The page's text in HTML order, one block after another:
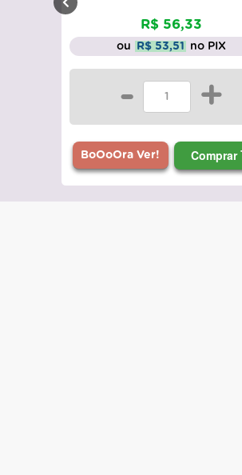
R$ 56,33
ou R$ 53,51 no PIX
- +
BoOoOra Ver! Comprar